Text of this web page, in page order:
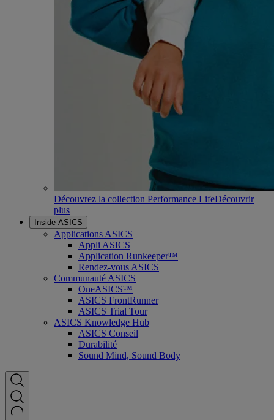
Découvrez la collection Performance LifeDécouvrir
plus
Inside ASICS
Applications ASICS
Appli ASICS
Application Runkeeper™
Rendez-vous ASICS
Communauté ASICS
OneASICS™
ASICS FrontRunner
ASICS Trial Tour
ASICS Knowledge Hub
ASICS Conseil
Durabilité
Sound Mind, Sound Body